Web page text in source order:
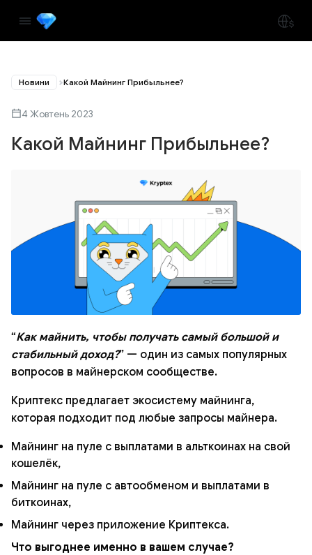
Новини Какой Майнинг Прибыльнее?
4 Жовтень 2023
Какой Майнинг Прибыльнее?
“Как майнить, чтобы получать самый большой и
стабильный доход?” — один из самых популярных
вопросов в майнерском сообществе.
Криптекс предлагает экосистему майнинга,
которая подходит под любые запросы майнера.
Майнинг на пуле с выплатами в альткоинах на свой
кошелёк,
Майнинг на пуле с автообменом и выплатами в
биткоинах,
Майнинг через приложение Криптекса.
Что выгоднее именно в вашем случае?